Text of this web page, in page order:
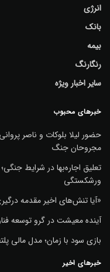
انرژی
بانک
بیمه
رنگارنگ
سایر اخبار ویژه
خبرهای محبوب
حضور لیلا بلوکات و ناصر
مجروحان جنگ
تعلیق اجاره‌بها در شرایط
ورشکستگی
«آیا تنش‌های اخیر مقدمه
آینده معیشت در گرو توسعه
بازی سود با زمان؛ مدل مالی
خبرهای اخیر